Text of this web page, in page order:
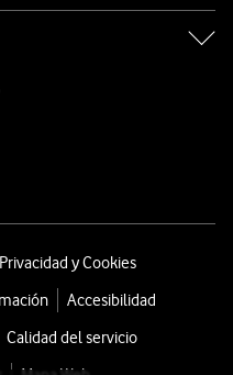
y Cookies
Accesibilidad
Calidad del servicio